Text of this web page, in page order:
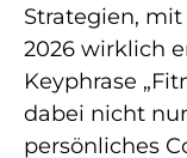
Strategien,
2026 wirklich
Keyphrase
dabei nicht
persönliches